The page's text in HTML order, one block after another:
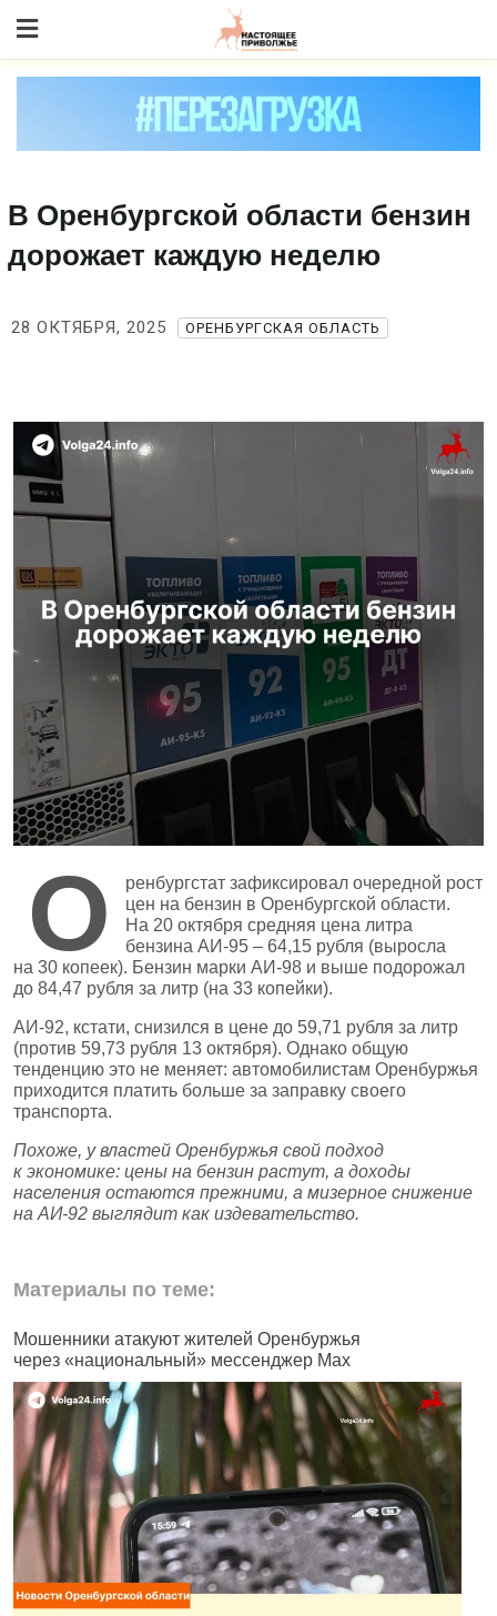
to content
В Оренбургской области бензин
дорожает каждую неделю
28 ОКТЯБРЯ, 2025 ОРЕНБУРГСКАЯ ОБЛАСТЬ
О
ренбургстат зафиксировал очередной рост
цен на бензин в Оренбургской области.
На 20 октября средняя цена литра
бензина АИ‑95 – 64,15 рубля (выросла
на 30 копеек). Бензин марки АИ‑98 и выше подорожал
до 84,47 рубля за литр (на 33 копейки).
АИ‑92, кстати, снизился в цене до 59,71 рубля за литр
(против 59,73 рубля 13 октября). Однако общую
тенденцию это не меняет: автомобилистам Оренбуржья
приходится платить больше за заправку своего
транспорта.
Похоже, у властей Оренбуржья свой подход
к экономике: цены на бензин растут, а доходы
населения остаются прежними, а мизерное снижение
на АИ‑92 выглядит как издевательство.
Материалы по теме:
Мошенники атакуют жителей Оренбуржья
через «национальный» мессенджер Max